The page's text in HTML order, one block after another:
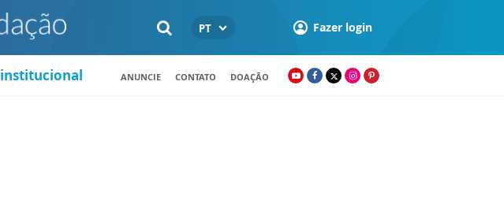
PT Fazer login
institucional ANUNCIE CONTATO DOAÇÃO